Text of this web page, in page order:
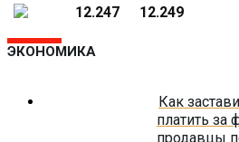
12.247
12.249
ЭКОНОМИКА
Как
платить за
продавцы